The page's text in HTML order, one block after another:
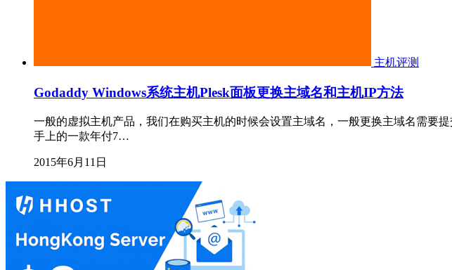
主机评测
Godaddy Windows系统主机Plesk面板更换主域名和主机IP方法
一般的虚拟主机产品，我们在购买主机的时候会设置主域名，一般更换主域名需要
手上的一款年付7…
2015年6月11日